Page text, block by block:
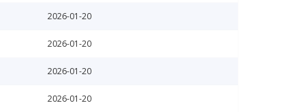
2026-01-20
2026-01-20
2026-01-20
2026-01-20